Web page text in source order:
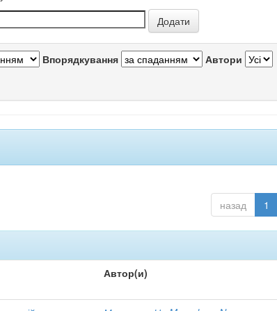
Впорядкування Автори
назад 1
Автор(и)